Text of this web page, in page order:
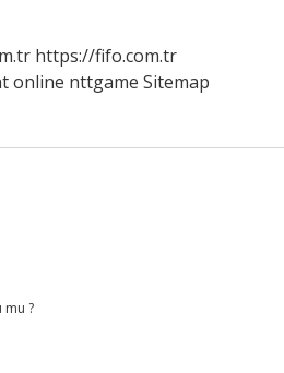
https://fifo.com.tr
online nttgame Sitemap
mu ?